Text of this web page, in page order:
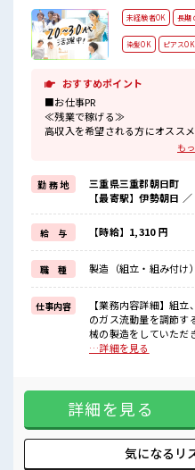
未経験者OK 長期
染髪OK ピアスOK
おすすめポイント
■お仕事PR
≪残業で稼げる≫
高収入を希望される方にオススメ
残業は月20時間以上あります♪
基本的に髪色自由で明るすぎた
(規定有)≪ラクラク制服アリ≫
制服があるので、
毎日の服装の悩み解消♪
≪未経験でも活躍できる≫
新しいことにチャレンジするのは
しっかり働く環境が整っています
イチからスキルUP・ステップUP
≪様々なお仕事をご提案≫
一人で悩まず気軽に相談できる、
派遣のお仕事です！
■職場の雰囲気
モチベーションもUP！
20代が多数活躍中！
社会人経験が浅くてもOK！
ここから経験積んでいきましょ！
も
勤 務 地
三重県三重郡朝日町
【最寄駅】伊勢朝日
給 与 【時給】1,310 円
職 種 製造（組立・組み付け）
仕事内容
【業務内容詳細】組
のガス流動量を調節す
械の製造をしていただ
ねじ締めをしたり、数
≪残業で稼げる≫ 高収
月20時間以上ありま
るすぎたり奇抜でなけ
アリ≫ 制服があるの
も活躍できる≫ 新し
ど、 しっかり働く環
…詳細を見る
詳細を見る
気になるリ